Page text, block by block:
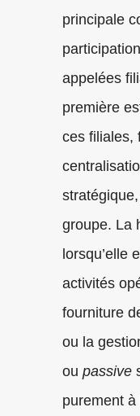
principale
appelées
première
ces filiales,
groupe. La
lorsqu’elle
activités
fourniture
ou la
ou passive
purement